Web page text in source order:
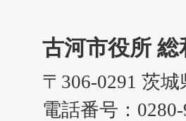
古河市役所 総
〒306-0291 茨
電話番号：